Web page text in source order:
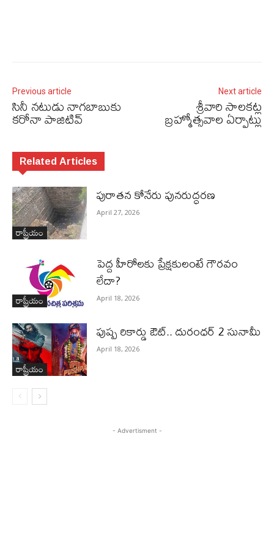
Previous article
సినీ నటుడు నాగబాబుకు
కరోనా పాజిటివ్‌
Next article
శ్రీవారి సాలకట్ల
బ్రహ్మోత్సవాల ఏర్పాట్లు
Related Articles
రాష్ట్రీయం
పురాత‌న కోనేరు పున‌రుద్ధ‌ర‌ణ
April 27, 2026
రాష్ట్రీయం
పెద్ద హీరోల‌కు ప్రేక్ష‌కులంటే గౌర‌వం
లేదా?
April 18, 2026
రాష్ట్రీయం
పుష్ప రికార్డు ఔట్‌.. దురంధ‌ర్ 2 సునామీ
April 18, 2026
- Advertisment -